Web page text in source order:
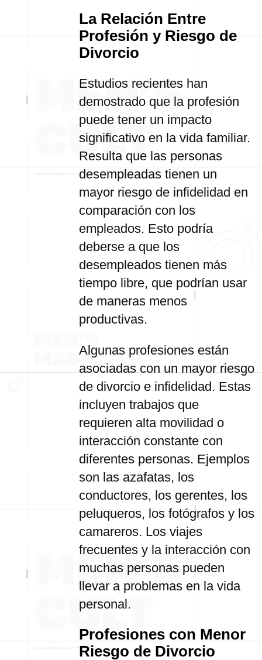
La Relación Entre
Profesión y Riesgo de
Divorcio
Estudios recientes han
demostrado que la profesión
puede tener un impacto
significativo en la vida familiar.
Resulta que las personas
desempleadas tienen un
mayor riesgo de infidelidad en
comparación con los
empleados. Esto podría
deberse a que los
desempleados tienen más
tiempo libre, que podrían usar
de maneras menos
productivas.
Algunas profesiones están
asociadas con un mayor riesgo
de divorcio e infidelidad. Estas
incluyen trabajos que
requieren alta movilidad o
interacción constante con
diferentes personas. Ejemplos
son las azafatas, los
conductores, los gerentes, los
peluqueros, los fotógrafos y los
camareros. Los viajes
frecuentes y la interacción con
muchas personas pueden
llevar a problemas en la vida
personal.
Profesiones con Menor
Riesgo de Divorcio